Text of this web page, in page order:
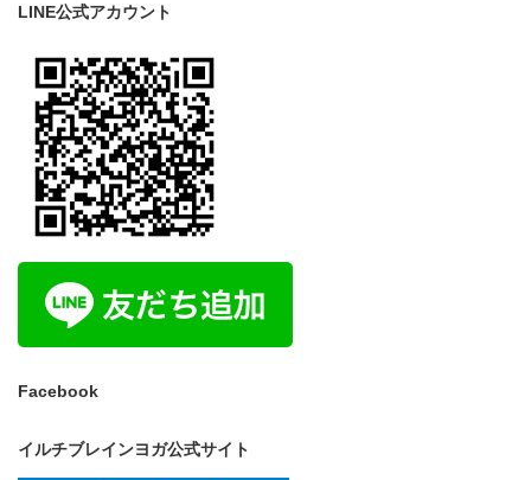
LINE公式アカウント
Facebook
イルチブレインヨガ公式サイト